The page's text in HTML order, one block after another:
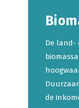
De land-
de